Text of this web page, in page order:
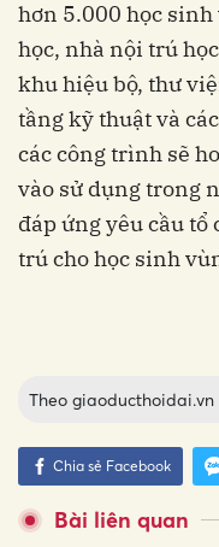
hơn 5.000 học
học, nhà nội trú
khu hiệu bộ, thư
tầng kỹ thuật và
các công trình sẽ
vào sử dụng trong
đáp ứng yêu cầu tổ
trú cho học sinh
Theo giaoducthoidai.vn
Chia sẻ Facebook
Bài liên quan